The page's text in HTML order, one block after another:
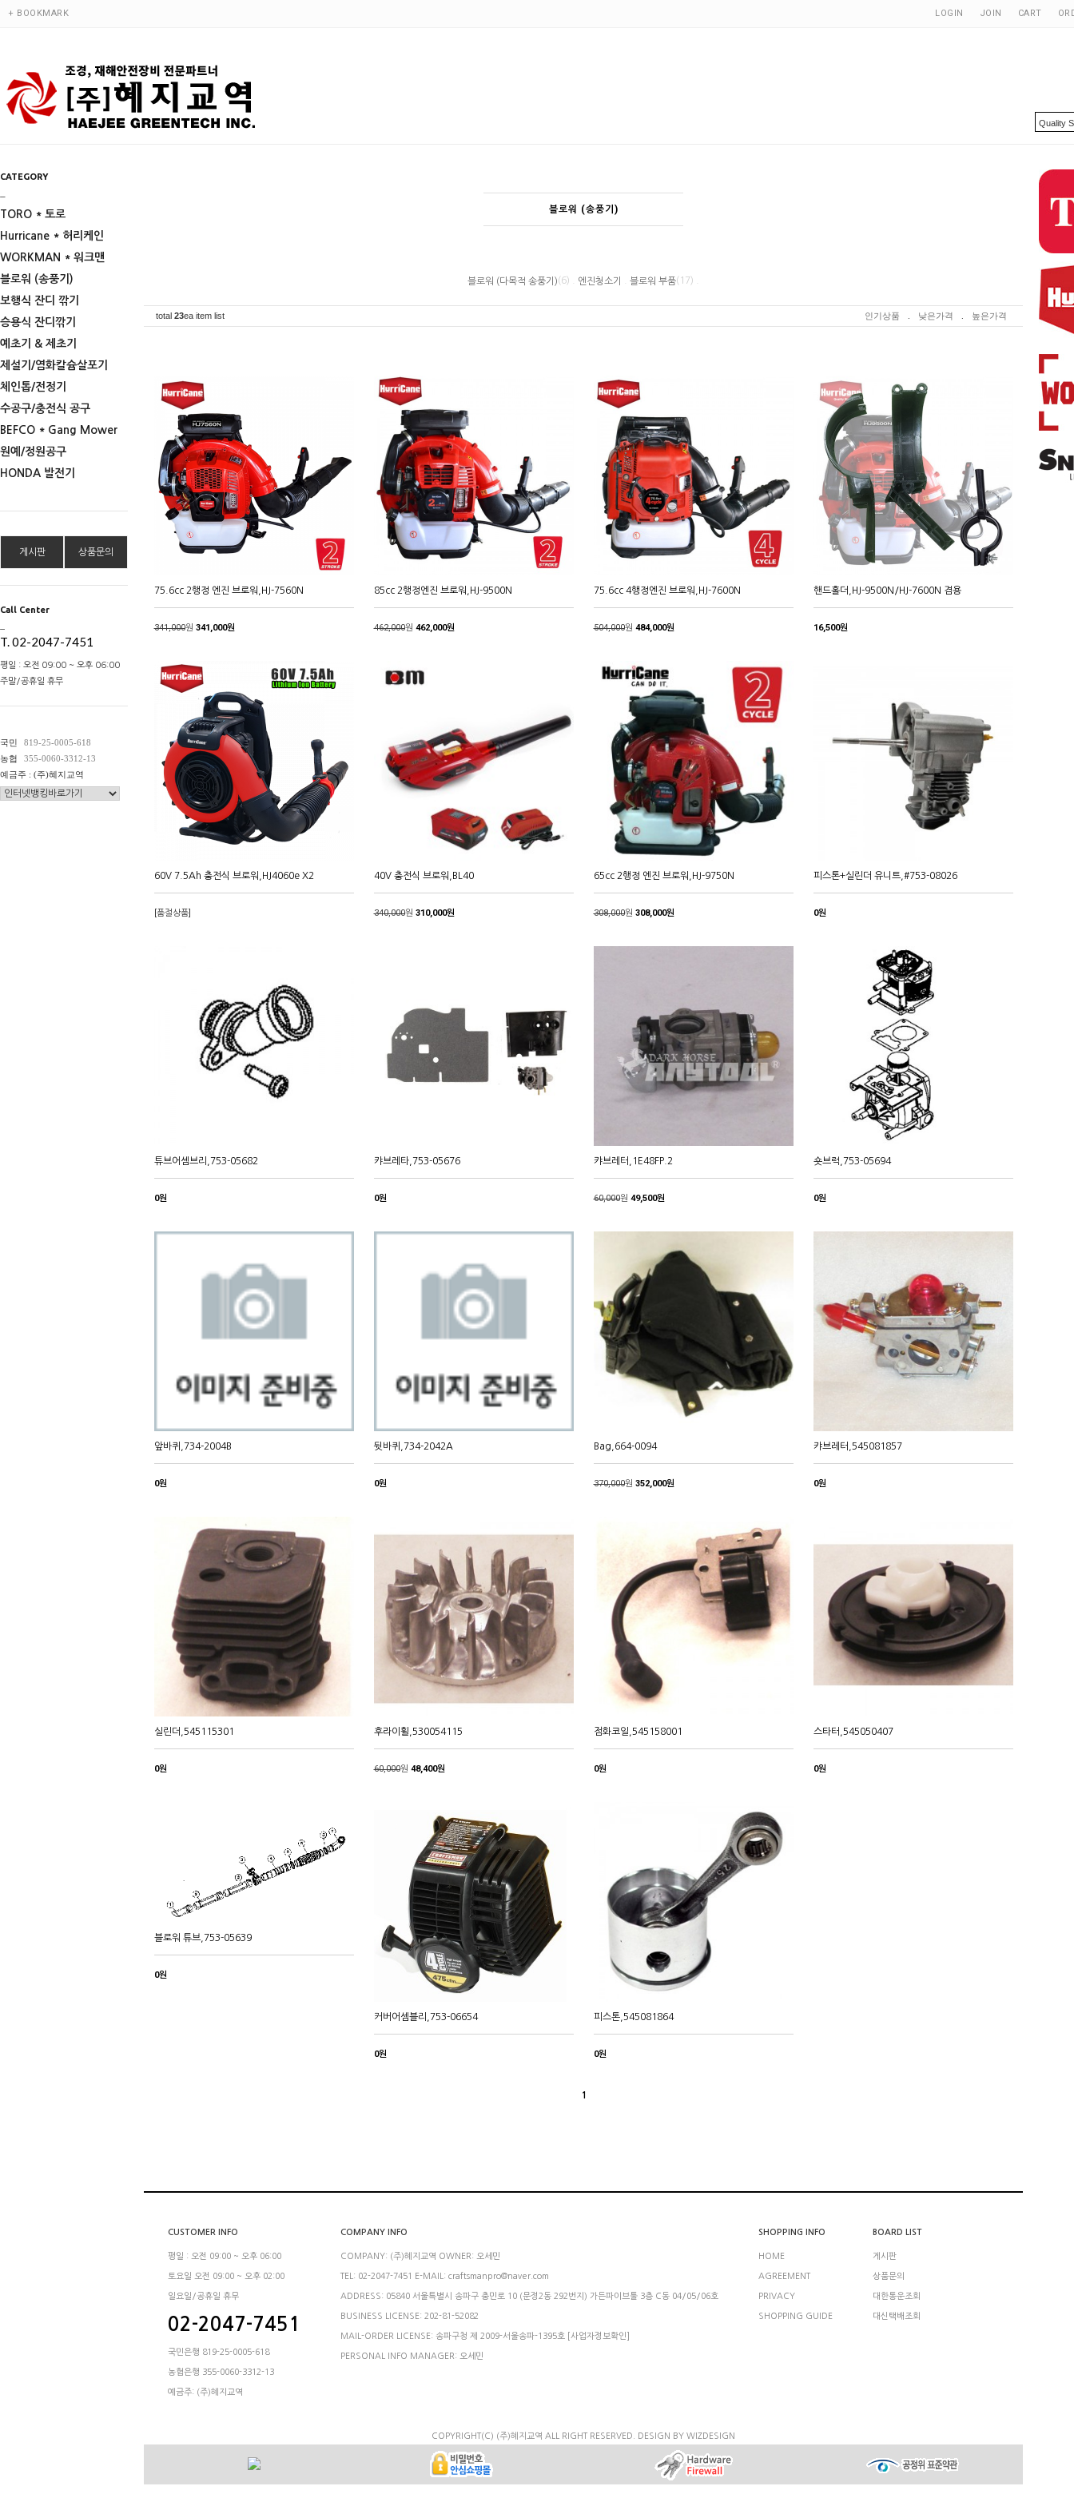
+ BOOKMARK LOGIN JOIN CART
CATEGORY
TORO * 토로
Hurricane * 허리케인
WORKMAN * 워크맨
블로워 (송풍기)
보행식 잔디 깎기
승용식 잔디깎기
예초기 & 제초기
제설기/염화칼슘살포기
체인톱/전정기
수공구/충전식 공구
BEFCO * Gang Mower
원예/정원공구
HONDA 발전기
게시판 상품문의
Call Center
T. 02-2047-7451
평일 : 오전 09:00 ~ 오후 06:00
주말/공휴일 휴무
국민
819-25-0005-618
농협
355-0060-3312-13
예금주 : (주)혜지교역
블로워 (송풍기)
블로워 (다목적 송풍기)(6) . 엔진청소기 블로워 부품(17) .
total 23ea item list 인기상품 낮은가격 높은가격
75.6cc 2행정 엔진 브로워,HJ-7560N
341,000원 341,000원
85cc 2행정엔진 브로워,HJ-9500N
462,000원 462,000원
75.6cc 4행정엔진 브로워,HJ-7600N
504,000원 484,000원
핸드홀더,HJ-9500N/HJ-7600N 겸용
16,500원
60V 7.5Ah 충전식 브로워,HJ4060e X2
[품절상품]
40V 충전식 브로워,BL40
340,000원 310,000원
65cc 2행정 엔진 브로워,HJ-9750N
308,000원 308,000원
피스톤+실린더 유니트,#753-08026
0원
튜브어셈브리,753-05682
0원
캬브레타,753-05676
0원
캬브레터,1E48FP.2
60,000원 49,500원
숏브럭,753-05694
0원
앞바퀴,734-2004B
0원
뒷바퀴,734-2042A
0원
Bag,664-0094
370,000원 352,000원
캬브레터,545081857
0원
실린더,545115301
0원
후라이휠,530054115
60,000원 48,400원
점화코일,545158001
0원
스타터,545050407
0원
블로워 튜브,753-05639
0원
커버어셈블리,753-06654
0원
피스톤,545081864
0원
1
CUSTOMER INFO
평일 : 오전 09:00 ~ 오후 06:00
토요일 오전 09:00 ~ 오후 02:00
일요일/공휴일 휴무
02-2047-7451
국민은행 819-25-0005-618
농협은행 355-0060-3312-13
예금주: (주)혜지교역
COMPANY INFO
COMPANY: (주)혜지교역 OWNER: 오세민
TEL: 02-2047-7451 E-MAIL: craftsmanpro@naver.com
ADDRESS: 05840 서울특별시 송파구 충민로 10 (문정2동 292번지) 가든파이브툴 3층 C동 04/05/06호
BUSINESS LICENSE: 202-81-52082
MAIL-ORDER LICENSE: 송파구청 제 2009-서울송파-1395호 [사업자정보확인]
PERSONAL INFO MANAGER: 오세민
SHOPPING INFO
HOME
AGREEMENT
PRIVACY
SHOPPING GUIDE
BOARD LIST
게시판
상품문의
대한통운조회
대신택배조회
COPYRIGHT(C) (주)혜지교역 ALL RIGHT RESERVED. DESIGN BY WIZDESIGN